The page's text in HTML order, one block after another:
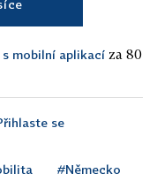
s mobilní aplikací za 80
se
#Německo